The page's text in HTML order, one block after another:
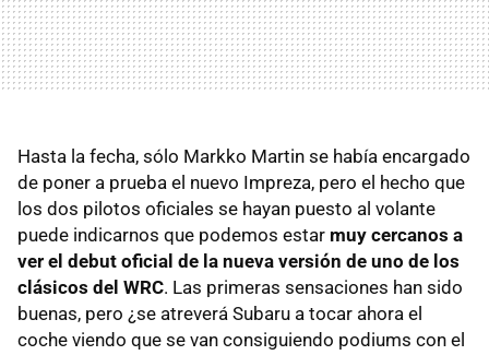
Hasta la fecha, sólo Markko Martin se había encargado
de poner a prueba el nuevo Impreza, pero el hecho que
los dos pilotos oficiales se hayan puesto al volante
puede indicarnos que podemos estar muy cercanos a
ver el debut oficial de la nueva versión de uno de los
clásicos del WRC. Las primeras sensaciones han sido
buenas, pero ¿se atreverá Subaru a tocar ahora el
coche viendo que se van consiguiendo podiums con el